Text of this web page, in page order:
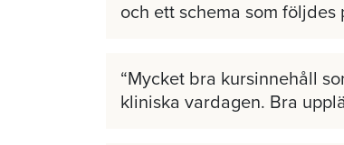
och ett schema som
Mycket bra kursinnehåll
kliniska vardagen. Bra